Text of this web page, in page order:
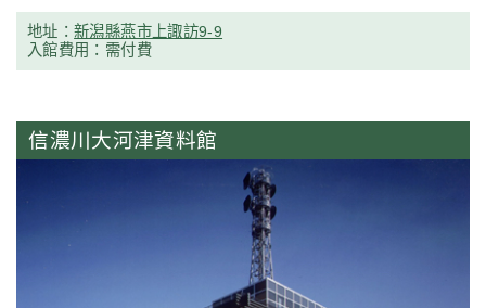
地址：新潟縣燕市上諏訪9-9
入館費用：需付費
信濃川大河津資料館